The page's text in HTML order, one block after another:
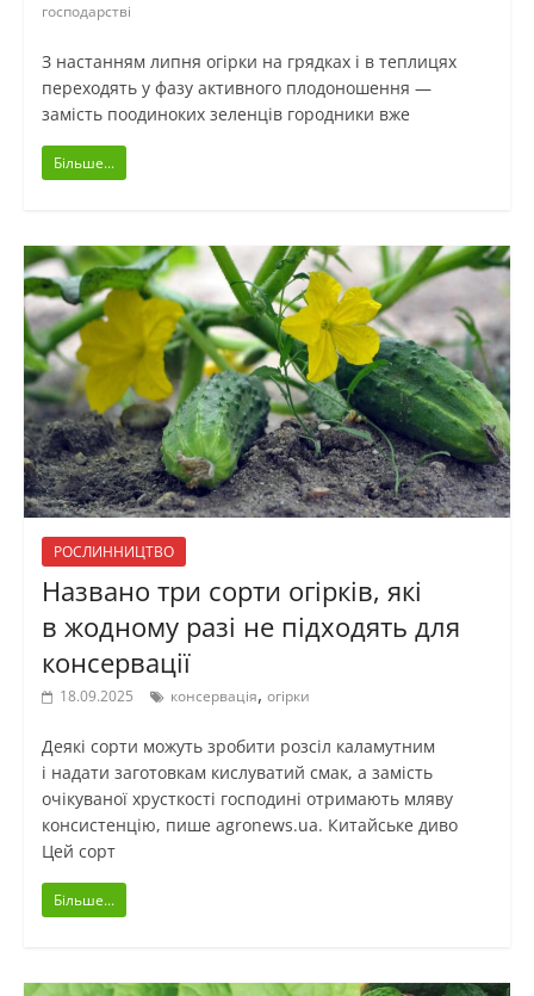
господарстві
З настанням липня огірки на грядках і в теплицях
переходять у фазу активного плодоношення —
замість поодиноких зеленців городники вже
Більше...
РОСЛИННИЦТВО
Названо три сорти огірків, які
в жодному разі не підходять для
консервації
18.09.2025 консервація, огірки
Деякі сорти можуть зробити розсіл каламутним
і надати заготовкам кислуватий смак, а замість
очікуваної хрусткості господині отримають мляву
консистенцію, пише agronews.ua. Китайське диво
Цей сорт
Більше...